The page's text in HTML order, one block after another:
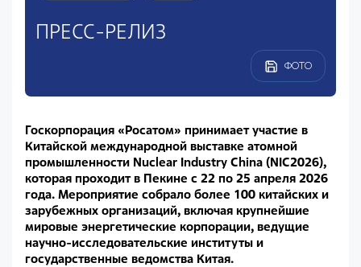
ПРЕСС-РЕЛИЗ
ФОТО
Госкорпорация «Росатом» принимает участие в
Китайской международной выставке атомной
промышленности Nuclear Industry China (NIC2026),
которая проходит в Пекине с 22 по 25 апреля 2026
года. Мероприятие собрало более 100 китайских и
зарубежных организаций, включая крупнейшие
мировые энергетические корпорации, ведущие
научно-исследовательские институты и
государственные ведомства Китая.